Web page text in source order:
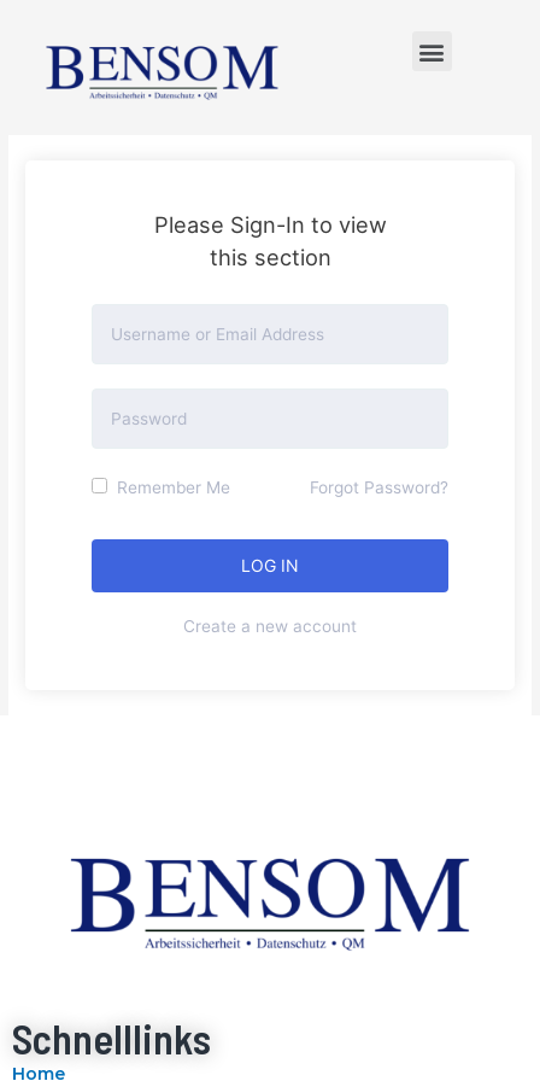
Please Sign-In to view
this section
Remember Me Forgot Password?
Create a new account
Schnelllinks
Home